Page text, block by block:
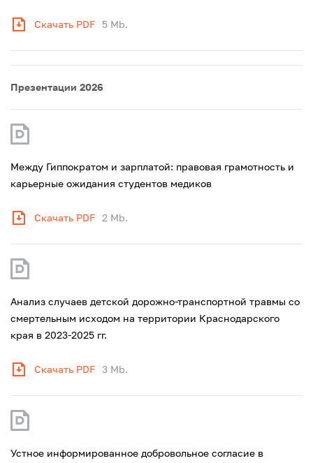
Скачать PDF 5 Mb.
Презентации 2026
Между Гиппократом и зарплатой: правовая грамотность и
карьерные ожидания студентов медиков
Скачать PDF 2 Mb.
Анализ случаев детской дорожно-транспортной травмы со
смертельным исходом на территории Краснодарского
края в 2023-2025 гг.
Скачать PDF 3 Mb.
Устное информированное добровольное согласие в